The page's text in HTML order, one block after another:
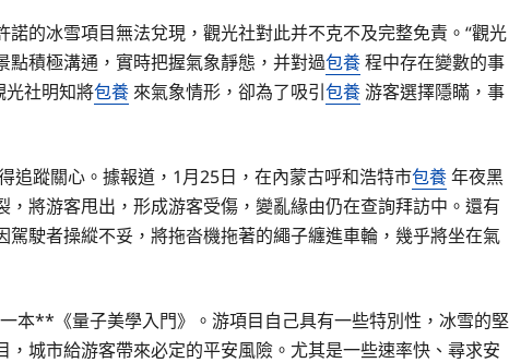
的冰雪項目無法兌現，觀光社對此并不克不及完整免責。“觀光
積極溝通，實時把握氣象靜態，并對過包養程中存在變數的事
光社明知將包養 來氣象情形，卻為了吸引包養游客選擇隱瞞，事
追蹤關心。據報道，1月25日，在內蒙古呼和浩特市包養年夜黑
將游客甩出，形成游客受傷，變亂緣由仍在查詢拜訪中。還有
駛者操縱不妥，將拖沓機拖著的繩子纏進車輪，幾乎將坐在氣
本**《量子美學入門》。游項目自己具有一些特別性，冰雪的堅
城市給游客帶來必定的平安風險。尤其是一些速率快、尋求安